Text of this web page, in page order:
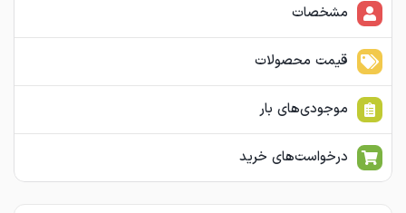
مشخصات
قیمت محصولات
موجودی‌های بار
درخواست‌های خرید